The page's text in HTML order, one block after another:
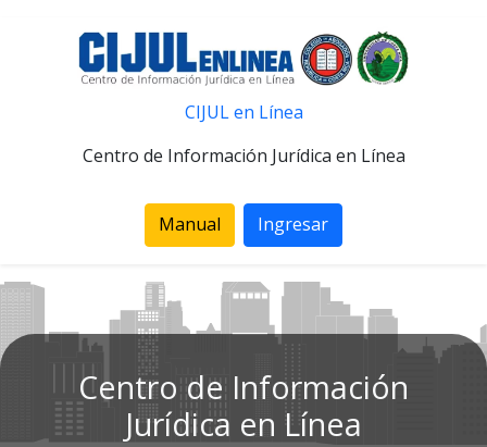
CIJUL en Línea
Centro de Información Jurídica en Línea
Manual Ingresar
Centro de Información
Jurídica en Línea